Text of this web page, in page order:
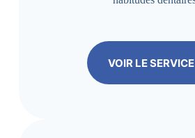
VOIR LE SERVICE